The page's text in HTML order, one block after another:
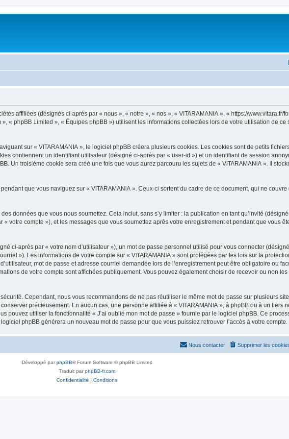
affiliées (désignés ci-après par « nous », « notre », « nos », « VITARAMANIA », « https://www.vitara.fr/
« phpBB Limited », « Équipes phpBB ») utilisent les informations collectées lors de votre utilisation de
sur « VITARAMANIA », le logiciel phpBB créera plusieurs cookies. Les cookies sont de petits
contiennent un identifiant utilisateur (désigné ci-après par « user-id ») et un identifiant de session
Un troisième cookie sera créé une fois que vous aurez parcouru les sujets de « VITARAMANIA ». Il
que vous naviguez sur « VITARAMANIA ». Ceux-ci sortent du cadre de ce document, qui ne
données que vous nous soumettez. Cela inclut, sans s’y limiter : la publication en tant qu’invité
« votre compte »), et les messages que vous soumettez après votre enregistrement et pendant que vous
ci-après par « votre nom d’utilisateur »), un mot de passe personnel utilisé pour vous connecter
»). Les informations de votre compte sur « VITARAMANIA » sont protégées par les lois sur la
mot de passe et adresse courriel demandée lors de l’enregistrement peut être obligatoire ou
de votre compte sont affichées publiquement. Vous pouvez également choisir de recevoir ou non
Cependant, nous vous recommandons de ne pas réutiliser le même mot de passe sur plusieurs
précieusement. En aucun cas, une personne affiliée à « VITARAMANIA », à phpBB ou à un tiers
pouvez utiliser la fonctionnalité « J’ai oublié mon mot de passe » fournie par le logiciel phpBB. Ce
phpBB générera un nouveau mot de passe pour que vous puissiez retrouver l’accès à votre compte.
Supprimer les
Nous contacter
Développé parphpBB® Forum Software © phpBB Limited
Traduit parphpBB-fr.com
Confidentialité | Conditions